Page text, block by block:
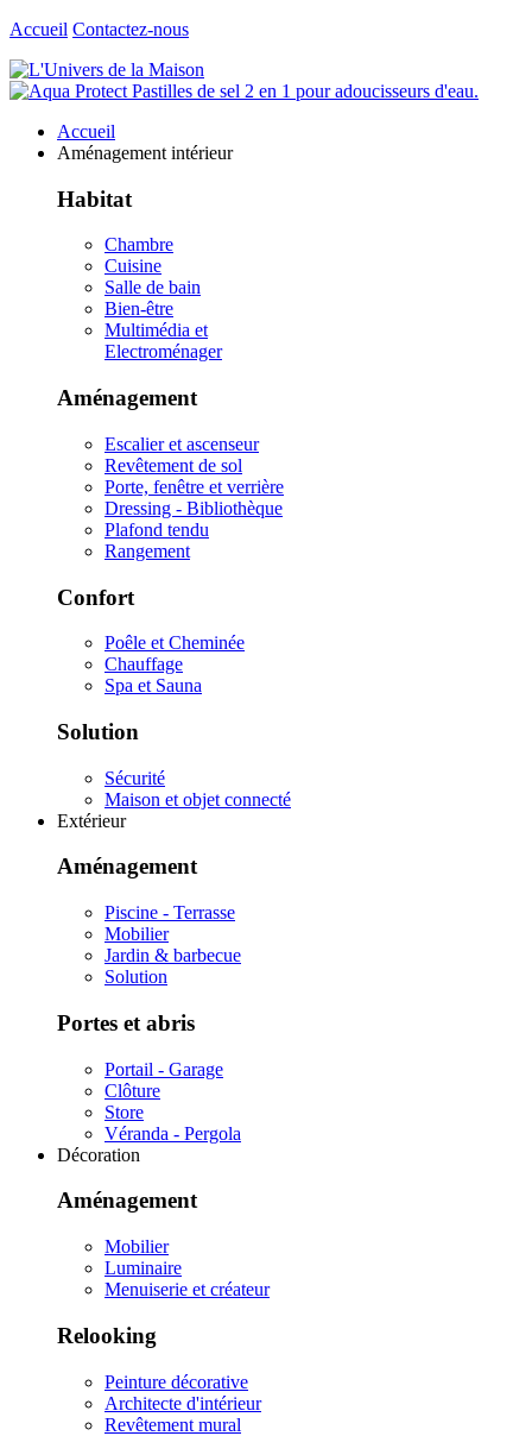
Accueil Contactez-nous
Accueil
Aménagement intérieur
Habitat
Chambre
Cuisine
Salle de bain
Bien-être
Multimédia et
Electroménager
Aménagement
Escalier et ascenseur
Revêtement de sol
Porte, fenêtre et verrière
Dressing - Bibliothèque
Plafond tendu
Rangement
Confort
Poêle et Cheminée
Chauffage
Spa et Sauna
Solution
Sécurité
Maison et objet connecté
Extérieur
Aménagement
Piscine - Terrasse
Mobilier
Jardin & barbecue
Solution
Portes et abris
Portail - Garage
Clôture
Store
Véranda - Pergola
Décoration
Aménagement
Mobilier
Luminaire
Menuiserie et créateur
Relooking
Peinture décorative
Architecte d'intérieur
Revêtement mural